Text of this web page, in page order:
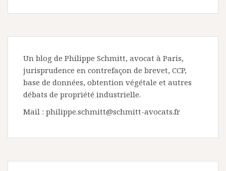
Un blog de Philippe Schmitt, avocat à Paris,
jurisprudence en contrefaçon de brevet, CCP,
base de données, obtention végétale et autres
débats de propriété industrielle.
Mail : philippe.schmitt@schmitt-avocats.fr